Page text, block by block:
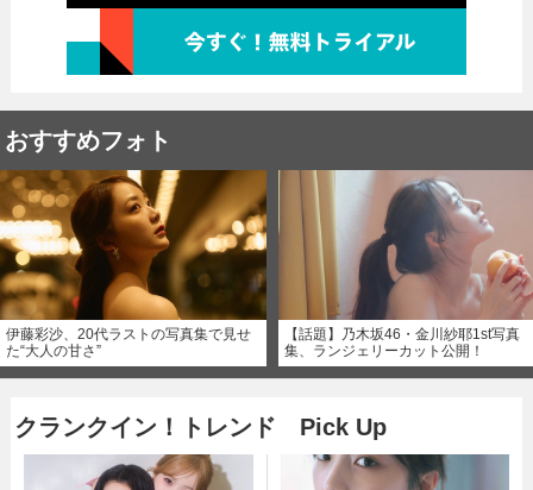
おすすめフォト
伊藤彩沙、20代ラストの写真集で見せ
た“大人の甘さ”
【話題】乃木坂46・金川紗耶1st写真
集、ランジェリーカット公開！
クランクイン！トレンド Pick Up